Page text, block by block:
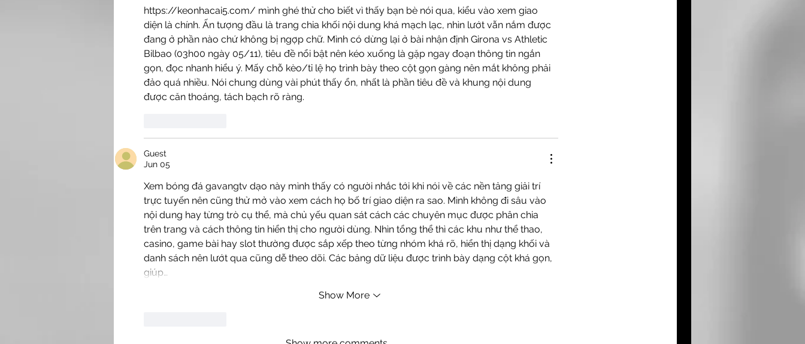
https://keonhacai5.com/ mình ghé thử cho biết vì thấy bạn bè nói qua, kiểu vào xem giao
diện là chính. Ấn tượng đầu là trang chia khối nội dung khá mạch lạc, nhìn lướt vẫn nắm được
đang ở phần nào chứ không bị ngợp chữ. Mình có dừng lại ở bài nhận định Girona vs Athletic
Bilbao (03h00 ngày 05/11), tiêu đề nổi bật nên kéo xuống là gặp ngay đoạn thông tin ngắn
gọn, đọc nhanh hiểu ý. Mấy chỗ kèo/tỉ lệ họ trình bày theo cột gọn gàng nên mắt không phải
đảo quá nhiều. Nói chung dùng vài phút thấy ổn, nhất là phần tiêu đề và khung nội dung
được căn thoáng, tách bạch rõ ràng.
Guest
Jun 05
Xem bóng đá gavangtv dạo này mình thấy có người nhắc tới khi nói về các nền tảng giải trí
trực tuyến nên cũng thử mở vào xem cách họ bố trí giao diện ra sao. Mình không đi sâu vào
nội dung hay từng trò cụ thể, mà chủ yếu quan sát cách các chuyên mục được phân chia
trên trang và cách thông tin hiển thị cho người dùng. Nhìn tổng thể thì các khu như thể thao,
casino, game bài hay slot thường được sắp xếp theo từng nhóm khá rõ, hiển thị dạng khối và
danh sách nên lướt qua cũng dễ theo dõi. Các bảng dữ liệu được trình bày dạng cột khá gọn,
giúp…
Show More